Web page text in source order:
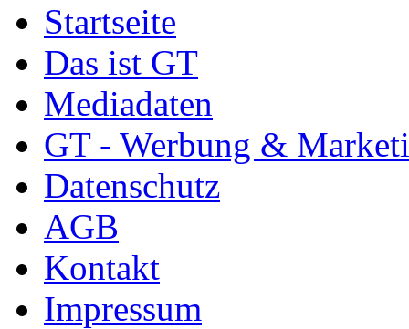
Startseite
Das ist GT
Mediadaten
GT - Werbung &
Datenschutz
AGB
Kontakt
Impressum